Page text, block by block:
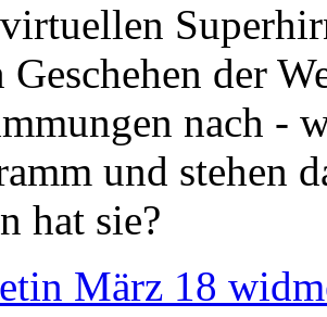
der
nach -
und stehen
hat sie?
März 18